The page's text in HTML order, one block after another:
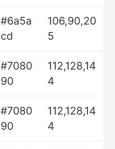
#6a5a
cd
106,90,20
5
#7080
90
112,128,14
4
#7080
90
112,128,14
4